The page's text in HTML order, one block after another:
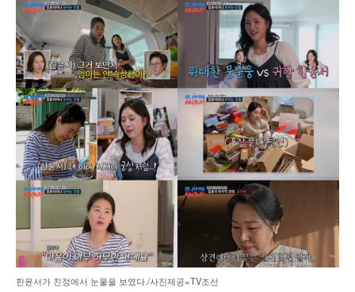
한윤서가 친정에서 눈물을 보였다./사진제공=TV조선